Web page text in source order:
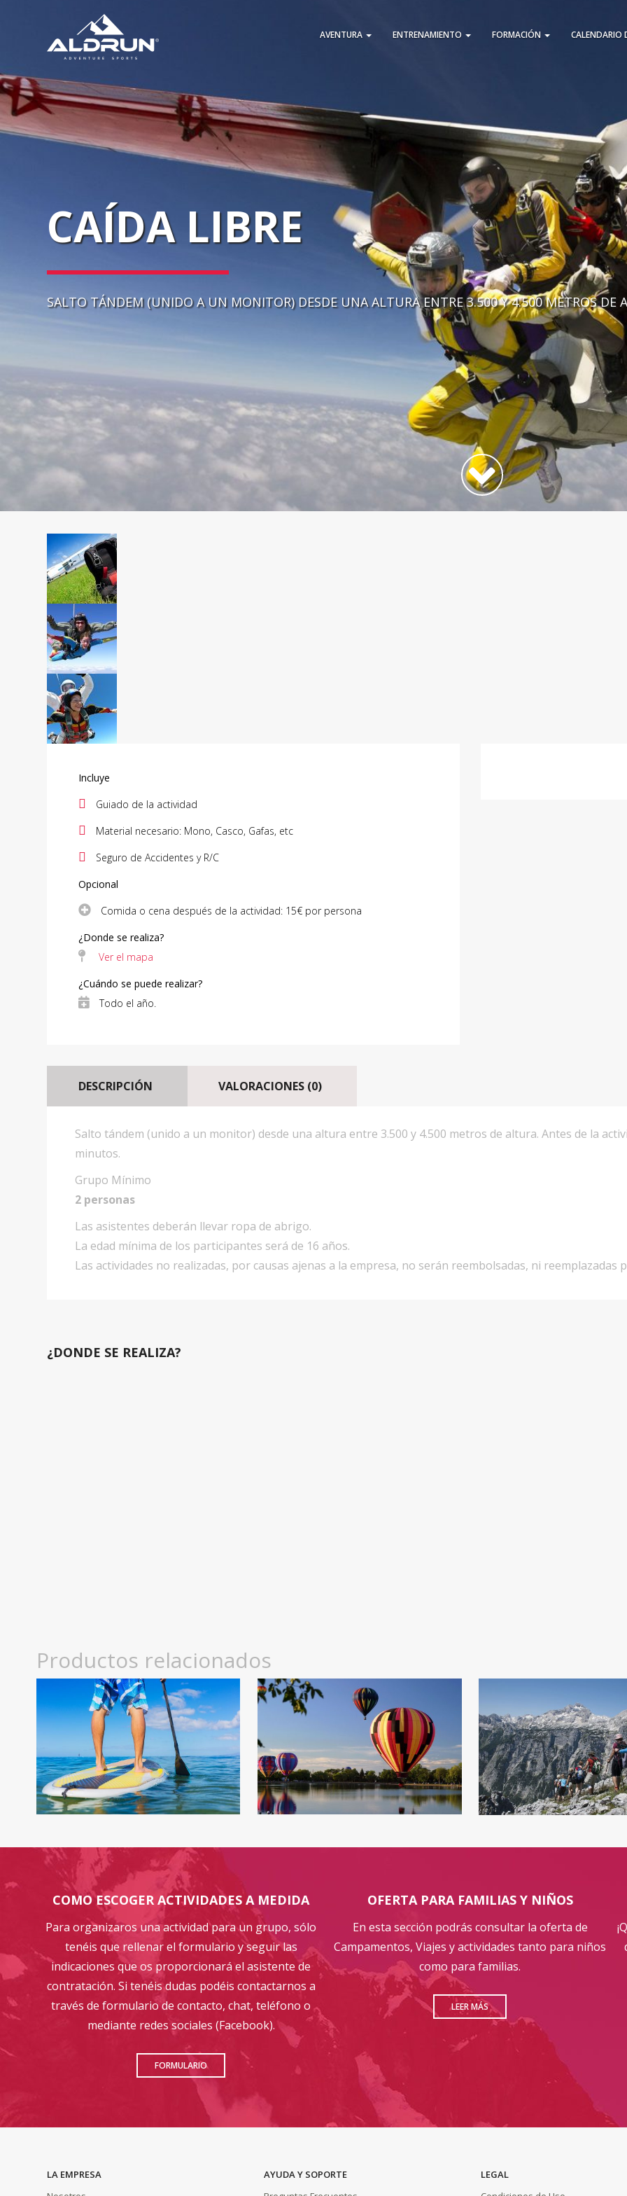
AVENTURA ENTRENAMIENTO FORMACIÓN CALENDARIO
CAÍDA LIBRE
SALTO TÁNDEM (UNIDO A UN MONITOR) DESDE UNA ALTURA ENTRE 3.500 Y 4.500 METROS DE
Incluye
Guiado de la actividad
Material necesario: Mono, Casco, Gafas, etc
Seguro de Accidentes y R/C
Opcional
Comida o cena después de la actividad: 15€ por persona
¿Donde se realiza?
Ver el mapa
¿Cuándo se puede realizar?
Todo el año.
DESCRIPCIÓN VALORACIONES (0)
Salto tándem (unido a un monitor) desde una altura entre 3.500 y 4.500 metros de altura. Antes de la
minutos.
Grupo Mí­nimo
2 personas
Las asistentes deberán llevar ropa de abrigo.
La edad mínima de los participantes será de 16 años.
Las actividades no realizadas, por causas ajenas a la empresa, no serán reembolsadas, ni reemplazadas
¿DONDE SE REALIZA?
Productos relacionados
COMO ESCOGER ACTIVIDADES A MEDIDA
Para organizaros una actividad para un grupo, sólo
tenéis que rellenar el formulario y seguir las
indicaciones que os proporcionará el asistente de
contratación. Si tenéis dudas podéis contactarnos a
través de formulario de contacto, chat, teléfono o
mediante redes sociales (Facebook).
FORMULARIO
OFERTA PARA FAMILIAS Y NIÑOS
En esta sección podrás consultar la oferta de
Campamentos, Viajes y actividades tanto para niños
como para familias.
LEER MÁS
LA EMPRESA
AYUDA Y SOPORTE
LEGAL